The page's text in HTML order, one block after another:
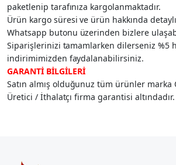
paketlenip tarafınıza kargolanmaktadır.
Ürün kargo süresi ve ürün hakkında
Whatsapp butonu üzerinden bizlere
Siparişlerinizi tamamlarken dilerseniz %5
indirimimizden faydalanabilirsiniz.
GARANTİ BİLGİLERİ
Satın almış olduğunuz tüm ürünler
Üretici / İthalatçı firma garantisi altındadır.